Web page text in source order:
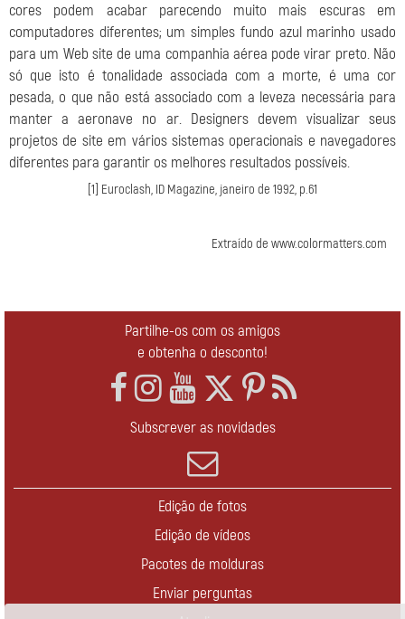
cores podem acabar parecendo muito mais escuras em
computadores diferentes; um simples fundo azul marinho usado
para um Web site de uma companhia aérea pode virar preto. Não
só que isto é tonalidade associada com a morte, é uma cor
pesada, o que não está associado com a leveza necessária para
manter a aeronave no ar. Designers devem visualizar seus
projetos de site em vários sistemas operacionais e navegadores
diferentes para garantir os melhores resultados possíveis.
[1] Euroclash, ID Magazine, janeiro de 1992, p.61
Extraído de www.colormatters.com
Partilhe-os com os amigos
e obtenha o desconto!
Subscrever as novidades
Edição de fotos
Edição de vídeos
Pacotes de molduras
Enviar perguntas